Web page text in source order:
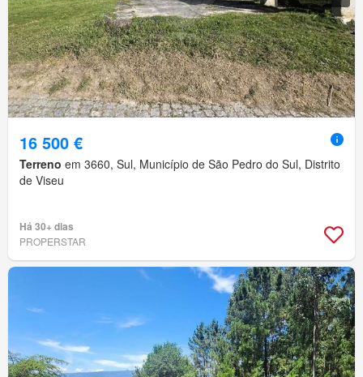
16 500 €
Terreno em 3660, Sul, Município de São Pedro do Sul, Distrito
de Viseu
Há 30+ dias
PROPERSTAR